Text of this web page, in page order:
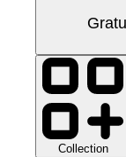
Collection